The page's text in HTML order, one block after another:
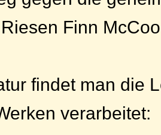
Finn
findet man die
verarbeitet: